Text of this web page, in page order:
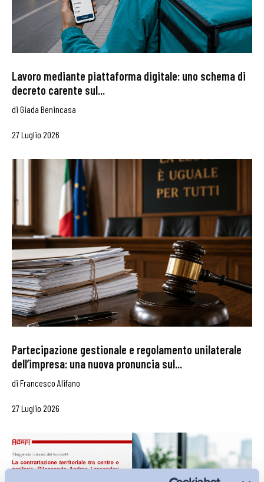
Lavoro mediante piattaforma digitale: uno schema di
decreto carente sul...
di Giada Benincasa
27 Luglio 2026
Partecipazione gestionale e regolamento unilaterale
dell’impresa: una nuova pronuncia sul...
di Francesco Alifano
27 Luglio 2026